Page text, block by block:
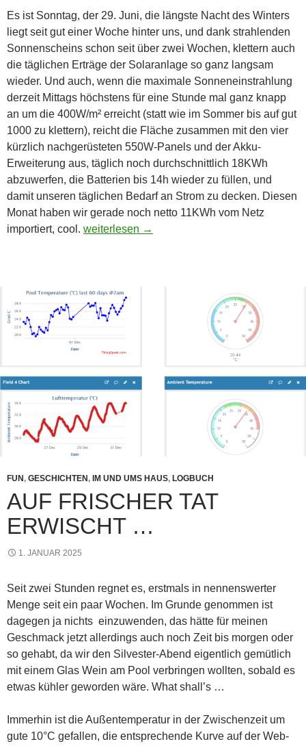
Es ist Sonntag, der 29. Juni, die längste Nacht des Winters
liegt seit gut einer Woche hinter uns, und dank strahlenden
Sonnenscheins schon seit über zwei Wochen, klettern auch
die täglichen Erträge der Solaranlage so ganz langsam
wieder. Und auch, wenn die maximale Sonneneinstrahlung
derzeit Mittags höchstens für eine Stunde mal ganz knapp
an um die 400W/m² erreicht (statt wie im Sommer bis auf gut
1000 zu klettern), reicht die Fläche zusammen mit den vier
kürzlich nachgerüsteten 550W-Panels und der Akku-
Erweiterung aus, täglich noch durchschnittlich 18KWh
abzuwerfen, die Batterien bis 14h wieder zu füllen, und
damit unseren täglichen Bedarf an Strom zu decken. Diesen
Monat haben wir gerade noch netto 11KWh vom Netz
importiert, cool. Wintersonnenwende
weiterlesen →
FUN , GESCHICHTEN , IM UND UMS HAUS, LOGBUCH
AUF FRISCHER TAT
ERWISCHT …
1. JANUAR 2025
Seit zwei Stunden regnet es, erstmals in nennenswerter
Menge seit ein paar Wochen. Im Grunde genommen ist
dagegen ja nichts einzuwenden, das hätte für meinen
Geschmack jetzt allerdings auch noch Zeit bis morgen oder
so gehabt, da wir den Silvester-Abend eigentlich gemütlich
mit einem Glas Wein am Pool verbringen wollten, sobald es
etwas kühler geworden wäre. What shall’s …
Immerhin ist die Außentemperatur in der Zwischenzeit um
gute 10°C gefallen, die entsprechende Kurve auf der Web-